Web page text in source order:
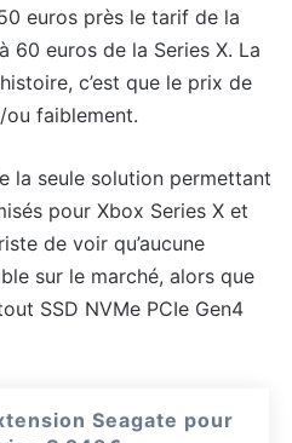
euros près le tarif de la
60 euros de la Series X. La
c’est que le prix de
faiblement.
la seule solution permettant
pour Xbox Series X et
de voir qu’aucune
sur le marché, alors que
SSD NVMe PCIe Gen4
Seagate pour